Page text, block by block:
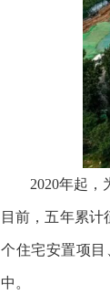
2020年起
目前，五年累计
个住宅安置项目
中。